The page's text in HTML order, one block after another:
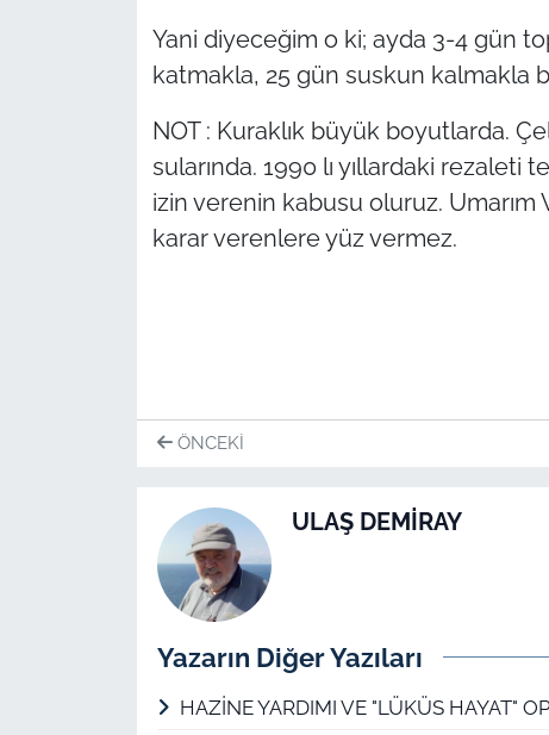
Yani diyeceğim o ki; ayda 3-4 gün
katmakla, 25 gün suskun kalmakla
NOT : Kuraklık büyük boyutlarda.
sularında. 1990 lı yıllardaki
izin verenin kabusu oluruz. Umarım
karar verenlere yüz vermez.
ÖNCEKI
ULAŞ DEMİRAY
Yazarın Diğer Yazıları
HAZİNE YARDIMI VE "LÜKÜS HAYAT"